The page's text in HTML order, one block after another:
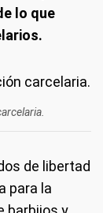
lo que
de libertad
para la